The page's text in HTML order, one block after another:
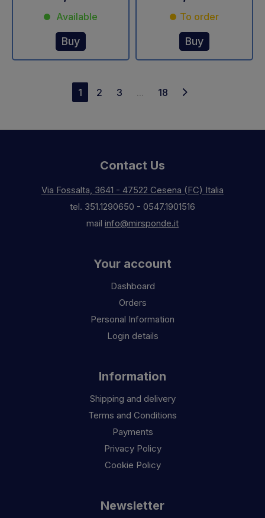
Available
Buy
To order
Buy
1 2 3 ... 18
Contact Us
Via Fossalta, 3641 - 47522 Cesena (FC) Italia
tel. 351.1290650 - 0547.1901516
mail info@mirsponde.it
Your account
Dashboard
Orders
Personal Information
Login details
Information
Shipping and delivery
Terms and Conditions
Payments
Privacy Policy
Cookie Policy
Newsletter